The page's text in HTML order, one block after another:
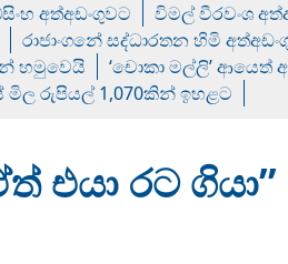
අත්අඩංගුවට විමල් වීරවංශ
රාජාංගනේ සද්ධාරතන හිමි
හමුවෙයි
‘චොකා මල්ලි’ ආයෙත්
මිල රුපියල් 1,070කින් ඉහළට
එයා රට ගියා”